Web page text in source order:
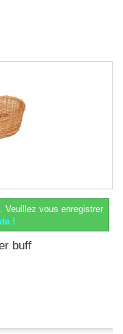
Veuillez vous enregistrer
!
buff